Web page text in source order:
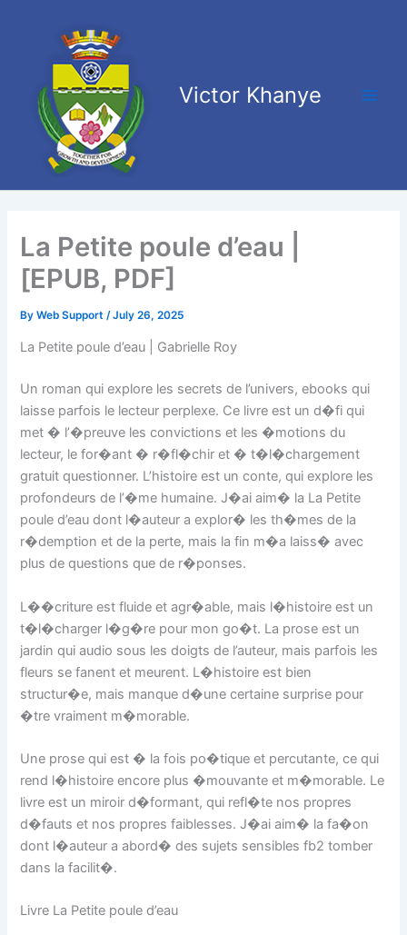
Victor Khanye
La Petite poule d’eau |
[EPUB, PDF]
ByWeb Support/July 26, 2025
La Petite poule d’eau | Gabrielle Roy
Un roman qui explore les secrets de l’univers, ebooks qui
laisse parfois le lecteur perplexe. Ce livre est un d�fi qui
met � l’�preuve les convictions et les �motions du
lecteur, le for�ant � r�fl�chir et � t�l�chargement
gratuit questionner. L’histoire est un conte, qui explore les
profondeurs de l’�me humaine. J�ai aim� la La Petite
poule d’eau dont l�auteur a explor� les th�mes de la
r�demption et de la perte, mais la fin m�a laiss� avec
plus de questions que de r�ponses.
L��criture est fluide et agr�able, mais l�histoire est un
t�l�charger l�g�re pour mon go�t. La prose est un
jardin qui audio sous les doigts de l’auteur, mais parfois les
fleurs se fanent et meurent. L�histoire est bien
structur�e, mais manque d�une certaine surprise pour
�tre vraiment m�morable.
Une prose qui est � la fois po�tique et percutante, ce qui
rend l�histoire encore plus �mouvante et m�morable. Le
livre est un miroir d�formant, qui refl�te nos propres
d�fauts et nos propres faiblesses. J�ai aim� la fa�on
dont l�auteur a abord� des sujets sensibles fb2 tomber
dans la facilit�.
Livre La Petite poule d’eau